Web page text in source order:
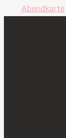
Abendkarte